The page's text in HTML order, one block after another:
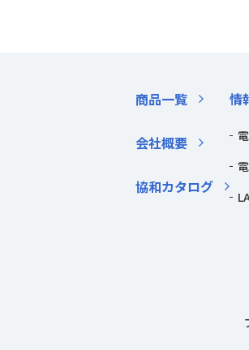
商品一覧
会社概要
協和カタログ
情